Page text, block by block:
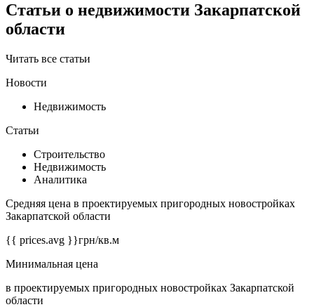
Статьи о недвижимости Закарпатской
области
Читать все статьи
Новости
Недвижимость
Статьи
Строительство
Недвижимость
Аналитика
Средняя цена в проектируемых пригородных новостройках
Закарпатской области
{{ prices.avg }}грн/кв.м
Минимальная цена
в проектируемых пригородных новостройках Закарпатской
области